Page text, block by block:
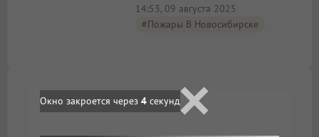
14:53, 09 августа 2025
#Пожары В Новосибирске
Окно закроется через 3 секунд